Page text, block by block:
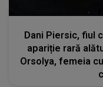
Dani Piersic, fiul
apariție rară
Orsolya, femeia